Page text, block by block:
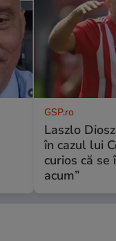
GSP.ro
Laszlo
în cazul lui
curios că
acum”